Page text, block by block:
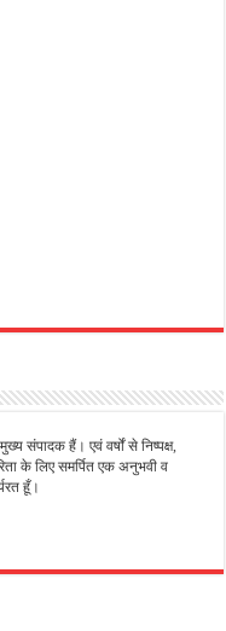
संपादक हैं। एवं वर्षों से निष्पक्ष,
के लिए समर्पित एक अनुभवी व
हूँ।